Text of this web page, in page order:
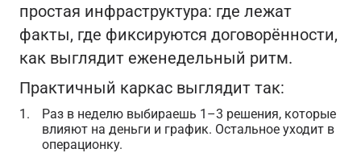
простая инфраструктура: где лежат
факты, где фиксируются договорённости,
как выглядит еженедельный ритм.
Практичный каркас выглядит так:
Раз в неделю выбираешь 1–3 решения, которые
влияют на деньги и график. Остальное уходит в
операционку.